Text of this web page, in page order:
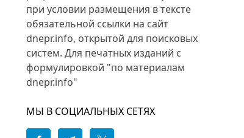
при условии размещения в тексте
обязательной ссылки на сайт
dnepr.info, открытой для поисковых
систем. Для печатных изданий с
формулировкой "по материалам
dnepr.info"
МЫ В СОЦИАЛЬНЫХ СЕТЯХ